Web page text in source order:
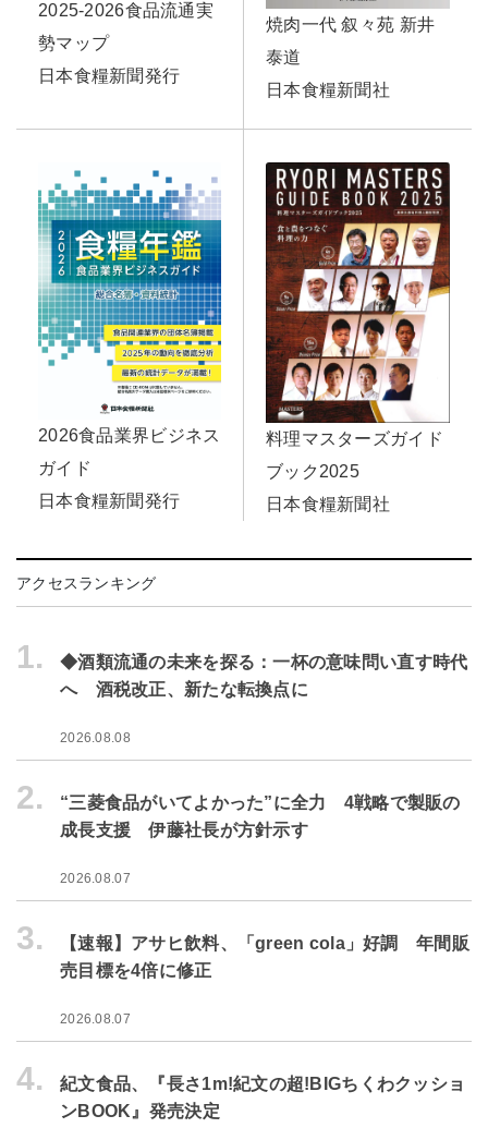
2025-2026食品流通実
勢マップ
日本食糧新聞発行
焼肉一代 叙々苑 新井
泰道
日本食糧新聞社
2026食品業界ビジネス
ガイド
日本食糧新聞発行
料理マスターズガイド
ブック2025
日本食糧新聞社
アクセスランキング
1.
◆酒類流通の未来を探る：一杯の意味問い直す時代
へ 酒税改正、新たな転換点に
2026.08.08
2.
“三菱食品がいてよかった”に全力 4戦略で製販の
成長支援 伊藤社長が方針示す
2026.08.07
3.
【速報】アサヒ飲料、「green cola」好調 年間販
売目標を4倍に修正
2026.08.07
4.
紀文食品、『長さ1m!紀文の超!BIGちくわクッショ
ンBOOK』発売決定